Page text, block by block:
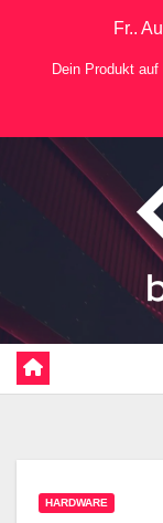
Fr..
Dein Produkt auf
HARDWARE